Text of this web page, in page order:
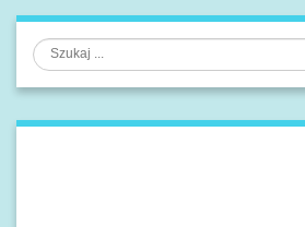
Szukaj